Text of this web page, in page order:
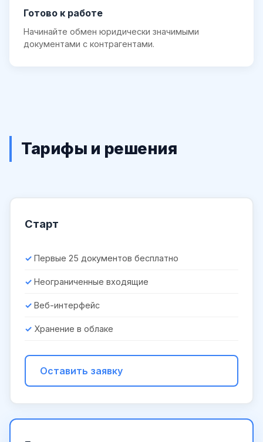
Готово к работе
Начинайте обмен юридически значимыми
документами с контрагентами.
Тарифы и решения
Старт
Первые 25 документов бесплатно
Неограниченные входящие
Веб-интерфейс
Хранение в облаке
Оставить заявку